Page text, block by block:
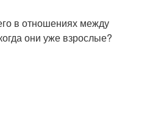
в отношениях между
они уже взрослые?